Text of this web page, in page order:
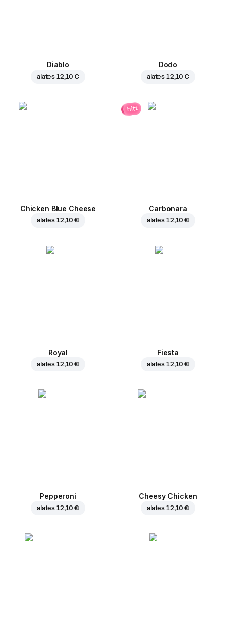
Diablo
alates 12,10 €
Dodo
alates 12,10 €
Chicken Blue Cheese
alates 12,10 €
hitt
Carbonara
alates 12,10 €
Royal
alates 12,10 €
Fiesta
alates 12,10 €
Pepperoni
alates 12,10 €
Cheesy Chicken
alates 12,10 €